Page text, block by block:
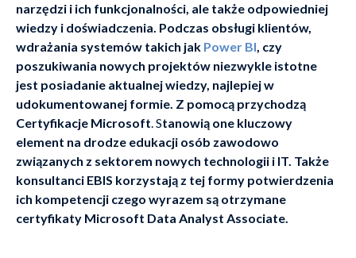
narzędzi i ich funkcjonalności, ale także odpowiedniej
wiedzy i doświadczenia. Podczas obsługi klientów,
wdrażania systemów takich jak Power BI, czy
poszukiwania nowych projektów niezwykle istotne
jest posiadanie aktualnej wiedzy, najlepiej w
udokumentowanej formie. Z pomocą przychodzą
Certyfikacje Microsoft. Stanowią one kluczowy
element na drodze edukacji osób zawodowo
związanych z sektorem nowych technologii i IT. Także
konsultanci EBIS korzystają z tej formy potwierdzenia
ich kompetencji czego wyrazem są otrzymane
certyfikaty Microsoft Data Analyst Associate.